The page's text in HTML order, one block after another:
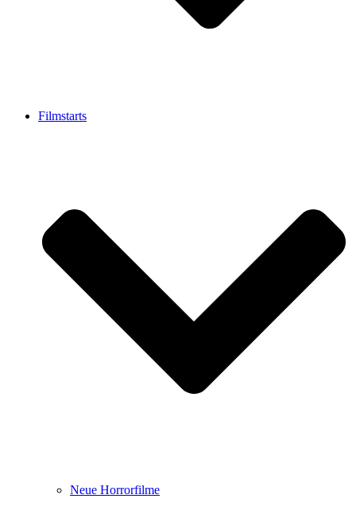
Filmstarts
Neue Horrorfilme